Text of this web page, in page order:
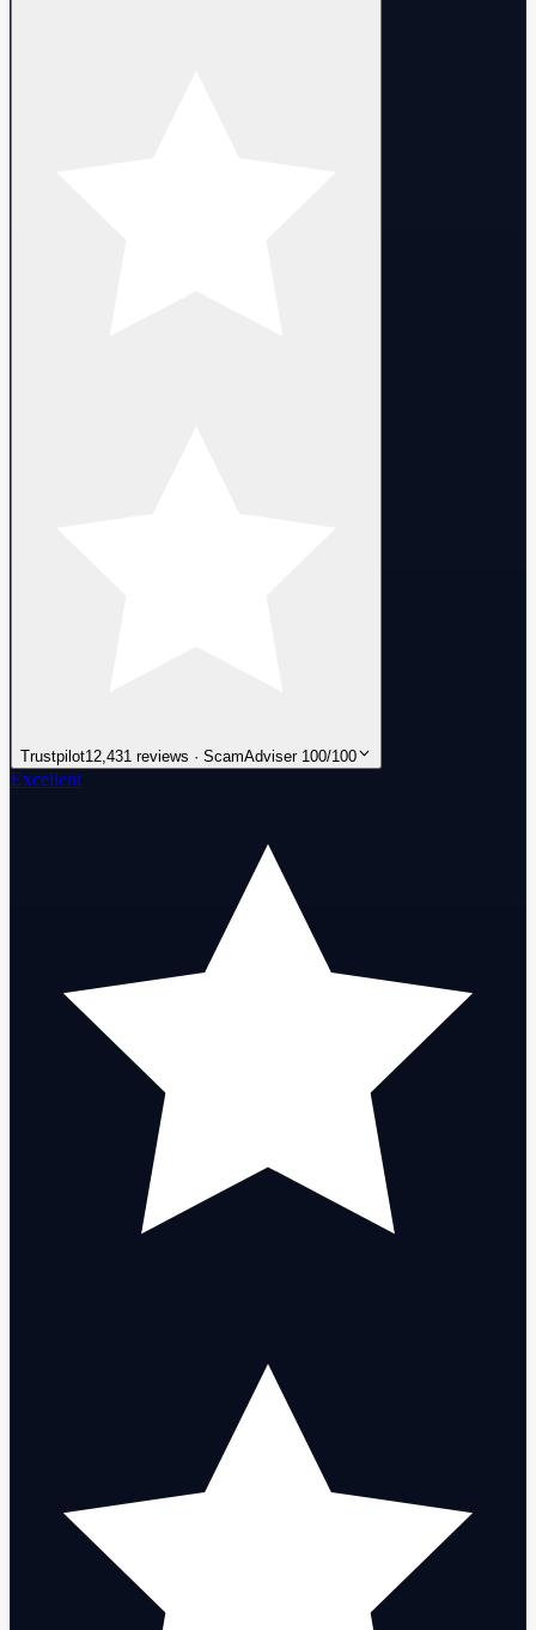
Trustpilot12,431 reviews · ScamAdviser 100/100
Excellent